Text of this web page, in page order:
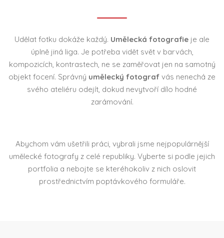
Udělat fotku dokáže každý. Umělecká fotografie je ale
úplně jiná liga. Je potřeba vidět svět v barvách,
kompozicích, kontrastech, ne se zaměřovat jen na samotný
objekt focení. Správný umělecký fotograf vás nenechá ze
svého ateliéru odejít, dokud nevytvoří dílo hodné
zarámování.
Abychom vám ušetřili práci, vybrali jsme nejpopulárnější
umělecké fotografy z celé republiky. Vyberte si podle jejich
portfolia a nebojte se kteréhokoliv z nich oslovit
prostřednictvím poptávkového formuláře.